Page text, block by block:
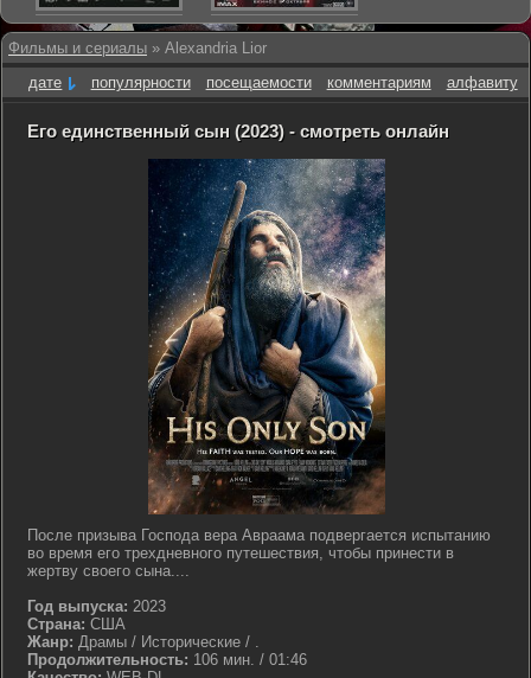
Фильмы и сериалы » Alexandria Lior
дате
популярности посещаемости комментариям алфавиту
Его единственный сын (2023) - смотреть онлайн
После призыва Господа вера Авраама подвергается испытанию
во время его трехдневного путешествия, чтобы принести в
жертву своего сына....
Год выпуска: 2023
Страна: США
Жанр: Драмы / Исторические / .
Продолжительность: 106 мин. / 01:46